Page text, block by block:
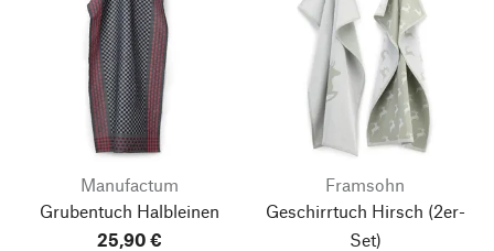
Manufactum
Grubentuch Halbleinen
25,90 €
Framsohn
Geschirrtuch Hirsch (2er-
Set)